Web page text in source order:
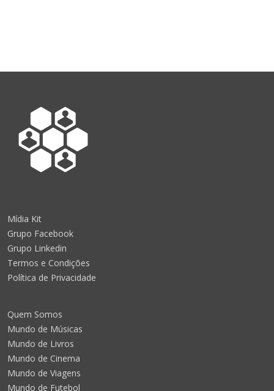
Mídia Kit
Grupo Facebook
Grupo Linkedin
Termos e Condições
Política de Privacidade
Quem Somos
Mundo de Músicas
Mundo de Livros
Mundo de Cinema
Mundo de Viagens
Mundo de Futebol